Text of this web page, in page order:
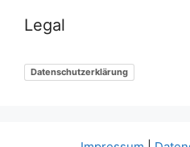
Legal
Datenschutzerklärung